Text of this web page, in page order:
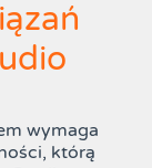
wymaga
którą